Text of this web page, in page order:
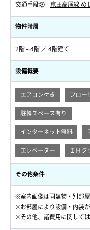
交通手段③ 京王高尾線 め
物件階層
2階～4階 ／ 4階建て
設備概要
エアコン付き フロー
駐輪スペース有り
インターネット無料
エレベーター ＩＨク
その他条件
※室内画像は同建物・別部屋
※お部屋により設備・内装
※その他、諸費用に関しては